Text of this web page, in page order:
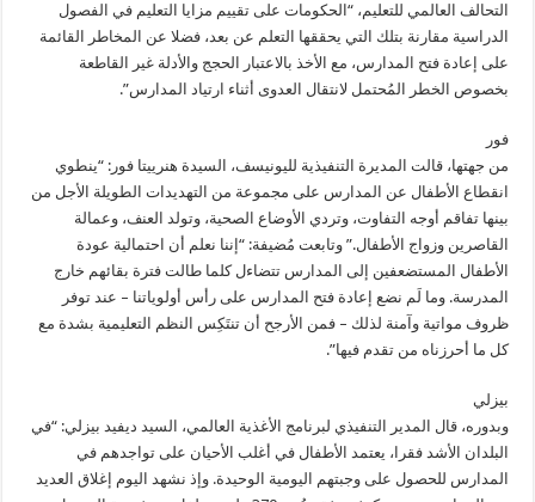
التحالف العالمي للتعليم، “الحكومات على تقييم مزايا التعليم في الفصول
الدراسية مقارنة بتلك التي يحققها التعلم عن بعد، فضلا عن المخاطر القائمة
على إعادة فتح المدارس، مع الأخذ بالاعتبار الحجج والأدلة غير القاطعة
بخصوص الخطر المُحتمل لانتقال العدوى أثناء ارتياد المدارس”.
فور
من جهتها، قالت المديرة التنفيذية لليونيسف، السيدة هنرييتا فور: “ينطوي
انقطاع الأطفال عن المدارس على مجموعة من التهديدات الطويلة الأجل من
بينها تفاقم أوجه التفاوت، وتردي الأوضاع الصحية، وتولد العنف، وعمالة
القاصرين وزواج الأطفال.” وتابعت مُضيفة: “إننا نعلم أن احتمالية عودة
الأطفال المستضعفين إلى المدارس تتضاءل كلما طالت فترة بقائهم خارج
المدرسة. وما لَم نضع إعادة فتح المدارس على رأس أولوياتنا – عند توفر
ظروف مواتية وآمنة لذلك – فمن الأرجح أن تنتَكِس النظم التعليمية بشدة مع
كل ما أحرزناه من تقدم فيها”.
بيزلي
وبدوره، قال المدير التنفيذي لبرنامج الأغذية العالمي، السيد ديفيد بيزلي: “في
البلدان الأشد فقرا، يعتمد الأطفال في أغلب الأحيان على تواجدهم في
المدارس للحصول على وجبتهم اليومية الوحيدة. وإذ نشهد اليوم إغلاق العديد